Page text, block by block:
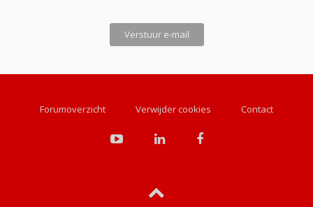
Forumoverzicht Verwijder cookies Contact